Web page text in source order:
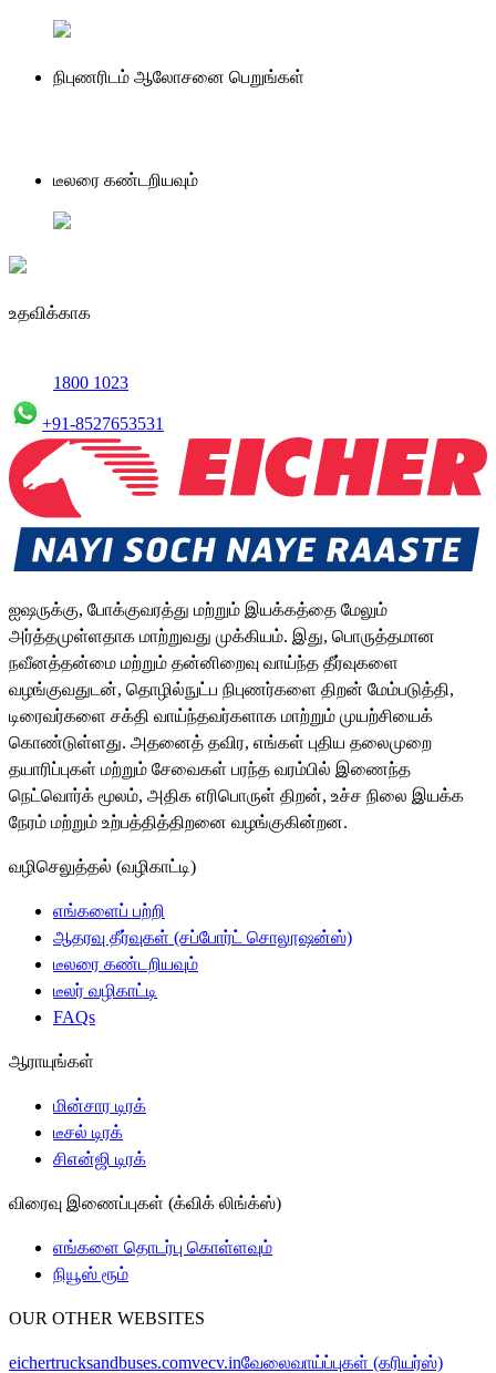
நிபுணரிடம் ஆலோசனை பெறுங்கள்
டீலரை கண்டறியவும்
உதவிக்காக
1800 1023
+91-8527653531
ஐஷருக்கு, போக்குவரத்து மற்றும் இயக்கத்தை மேலும்
அர்த்தமுள்ளதாக மாற்றுவது முக்கியம். இது, பொருத்தமான
நவீனத்தன்மை மற்றும் தன்னிறைவு வாய்ந்த தீர்வுகளை
வழங்குவதுடன், தொழில்நுட்ப நிபுணர்களை திறன் மேம்படுத்தி,
டிரைவர்களை சக்தி வாய்ந்தவர்களாக மாற்றும் முயற்சியைக்
கொண்டுள்ளது. அதனைத் தவிர, எங்கள் புதிய தலைமுறை
தயாரிப்புகள் மற்றும் சேவைகள் பரந்த வரம்பில் இணைந்த
நெட்வொர்க் மூலம், அதிக எரிபொருள் திறன், உச்ச நிலை இயக்க
நேரம் மற்றும் உற்பத்தித்திறனை வழங்குகின்றன.
வழிசெலுத்தல் (வழிகாட்டி)
எங்களைப் பற்றி
ஆதரவு தீர்வுகள் (சப்போர்ட் சொலூஷன்ஸ்)
டீலரை கண்டறியவும்
டீலர் வழிகாட்டி
FAQs
ஆராயுங்கள்
மின்சார டிரக்
டீசல் டிரக்
சிஎன்ஜி டிரக்
விரைவு இணைப்புகள் (க்விக் லிங்க்ஸ்)
எங்களை தொடர்பு கொள்ளவும்
நியூஸ் ரூம்
OUR OTHER WEBSITES
eichertrucksandbuses.comvecv.inவேலைவாய்ப்புகள் (கரியர்ஸ்)